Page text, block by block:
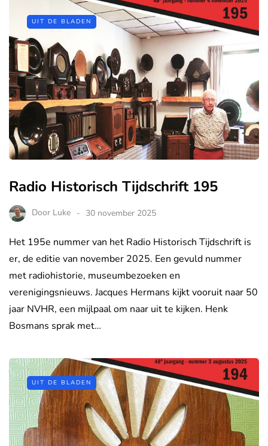
UIT DE BLADEN
Radio Historisch Tijdschrift 195
Door Luke 30 november 2025
Het 195e nummer van het Radio Historisch Tijdschrift is
er, de editie van november 2025. Een gevuld nummer
met radiohistorie, museumbezoeken en
verenigingsnieuws. Jacques Hermans kijkt vooruit naar 50
jaar NVHR, een mijlpaal om naar uit te kijken. Henk
Bosmans sprak met…
UIT DE BLADEN